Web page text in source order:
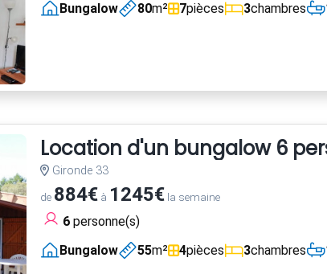
Bungalow
80m² 7pièces 3chambres
Location d'un bungalow 6
Gironde 33
de 884€à 1245€la semaine
6personne(s)
Bungalow
55m² 4pièces 3chambres